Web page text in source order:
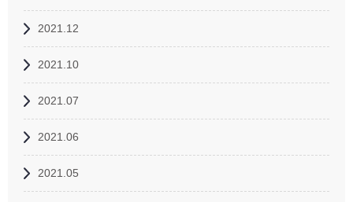
2021.12
2021.10
2021.07
2021.06
2021.05